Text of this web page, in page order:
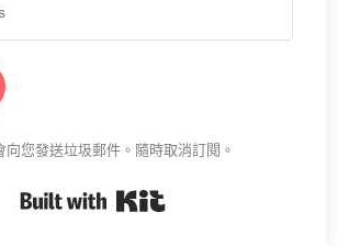
向您發送垃圾郵件。隨時取消訂閱。
Built with Kit